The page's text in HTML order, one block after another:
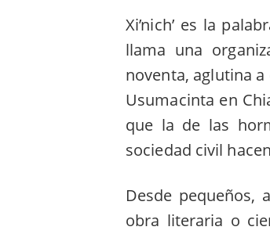
Xi’nich’ es la
llama una
noventa, aglutina
Usumacinta en
que la de las
sociedad civil
Desde pequeños,
obra literaria o